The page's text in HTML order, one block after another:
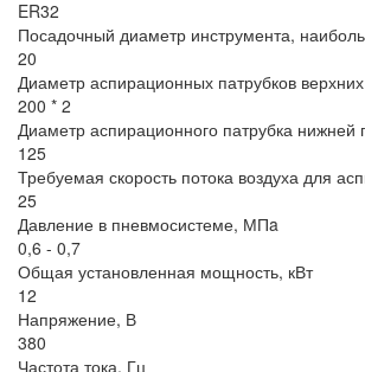
ER32
Посадочный диаметр инструмента,
20
Диаметр аспирационных патрубков
200 * 2
Диаметр аспирационного патрубка нижней
125
Требуемая скорость потока воздуха для
25
Давление в пневмосистеме, МПa
0,6 - 0,7
Общая установленная мощность, кВт
12
Напряжение, В
380
Частота тока, Гц